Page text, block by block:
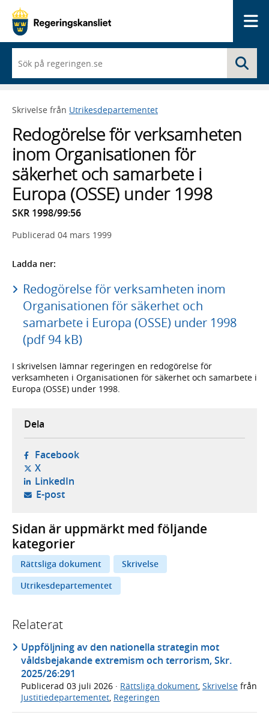
du
börjar
skriva
framträder
lista
med
sökförslag
Skrivelse från Utrikesdepartementet
Redogörelse för verksamheten
inom Organisationen för
säkerhet och samarbete i
Europa (OSSE) under 1998
SKR 1998/99:56
Publicerad 04 mars 1999
Ladda ner:
Redogörelse för verksamheten inom
Organisationen för säkerhet och
samarbete i Europa (OSSE) under 1998
(pdf 94 kB)
I skrivelsen lämnar regeringen en redogörelse för
verksamheten i Organisationen för säkerhet och samarbete i
Europa (OSSE) under 1998.
Dela
Facebook- öppnas i ny flik, extern webbplats,
X- öppnas i ny flik, extern webbplats,
LinkedIn- öppnas i ny flik, extern webbplats,
E-post- öppnar din e-postklient,
Sidan är uppmärkt med följande
kategorier
Rättsliga dokument
Skrivelse
Utrikesdepartementet
Relaterat
Uppföljning av den nationella strategin mot
våldsbejakande extremism och terrorism, Skr.
2025/26:291
Publicerad 03 juli 2026 · Rättsliga dokument, Skrivelse från
Justitiedepartementet, Regeringen